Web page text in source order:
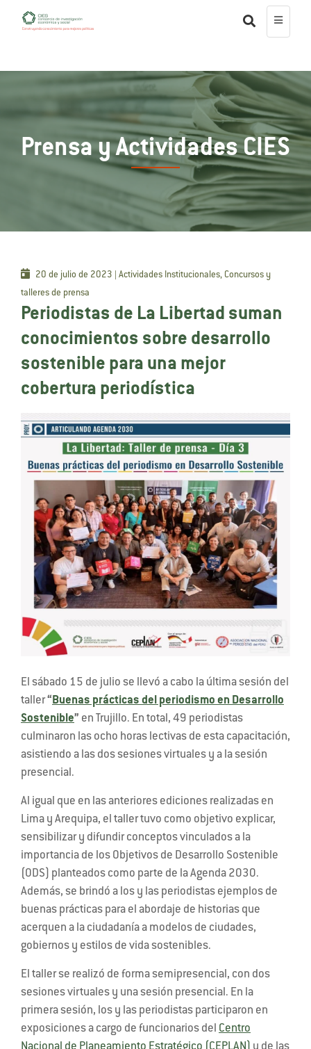
Prensa y Actividades CIES
20 de julio de 2023 | Actividades Institucionales, Concursos y
talleres de prensa
Periodistas de La Libertad suman
conocimientos sobre desarrollo
sostenible para una mejor
cobertura periodística
El sábado 15 de julio se llevó a cabo la última sesión del
taller“ Buenas prácticas del periodismo en Desarrollo
Sostenible” en Trujillo. En total, 49 periodistas
culminaron las ocho horas lectivas de esta capacitación,
asistiendo a las dos sesiones virtuales y a la sesión
presencial.
Al igual que en las anteriores ediciones realizadas en
Lima y Arequipa, el taller tuvo como objetivo explicar,
sensibilizar y difundir conceptos vinculados a la
importancia de los Objetivos de Desarrollo Sostenible
(ODS) planteados como parte de la Agenda 2030.
Además, se brindó a los y las periodistas ejemplos de
buenas prácticas para el abordaje de historias que
acerquen a la ciudadanía a modelos de ciudades,
gobiernos y estilos de vida sostenibles.
El taller se realizó de forma semipresencial, con dos
sesiones virtuales y una sesión presencial. En la
primera sesión, los y las periodistas participaron en
exposiciones a cargo de funcionarios del Centro